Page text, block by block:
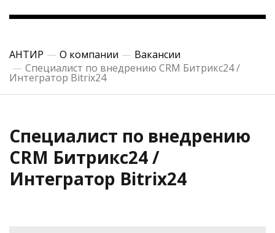
АНТИР О компании
Вакансии
Специалист по внедрению CRM Битрикс24 /
Интегратор Bitrix24
Специалист по внедрению
CRM Битрикс24 /
Интегратор Bitrix24